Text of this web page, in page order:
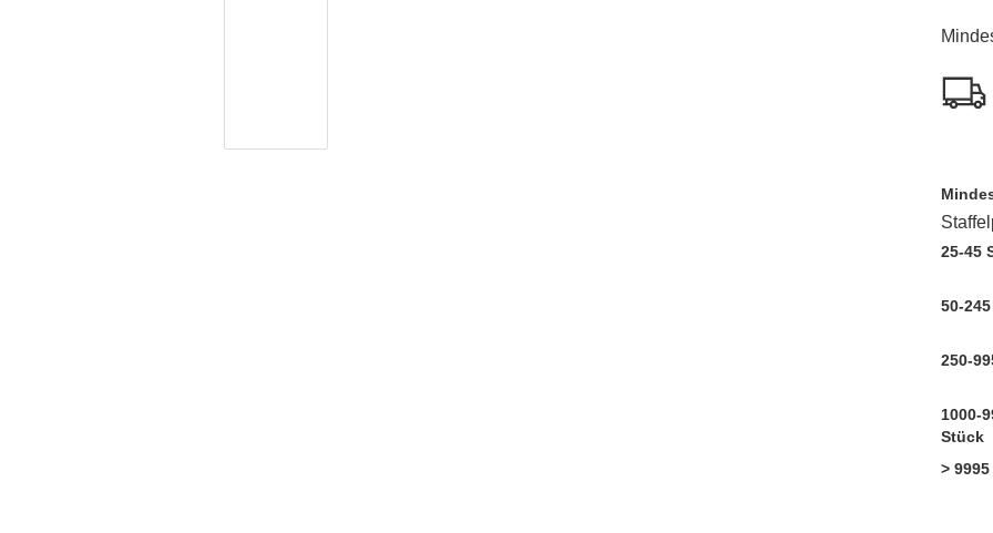
25-45
50-
250-
1000-
Stück
>